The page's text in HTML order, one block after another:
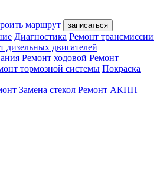
маршрут записаться
Диагностика Ремонт трансмиссии
дизельных двигателей
Ремонт ходовой Ремонт
тормозной системы Покраска
Замена стекол Ремонт АКПП